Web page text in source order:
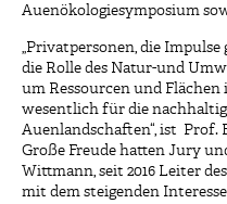
Auenökologiesymposium
„Privatpersonen, die
die Rolle des Natur-und
um Ressourcen und
wesentlich für die
Auenlandschaften“, ist Prof.
Große Freude hatten Jury
Wittmann, seit 2016 Leiter
mit dem steigenden